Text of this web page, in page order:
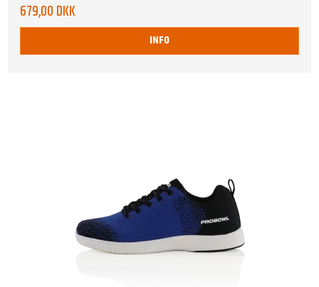
679,00 DKK
INFO